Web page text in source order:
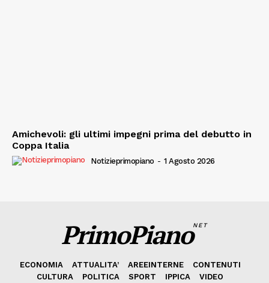
Amichevoli: gli ultimi impegni prima del debutto in
Coppa Italia
Notizieprimopiano - 1 Agosto 2026
PrimoPianoNET
ECONOMIA ATTUALITA’ AREEINTERNE
CONTENUTI
CULTURA
POLITICA SPORT IPPICA
VIDEO